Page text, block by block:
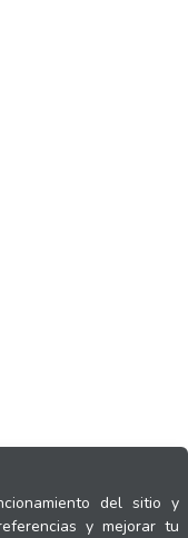
del sitio y
y mejorar tu